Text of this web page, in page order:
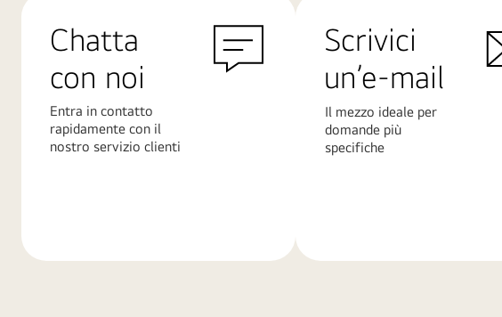
Chatta
con noi
Entra in contatto
rapidamente con il
nostro servizio clienti
Scrivici
un’e-mail
Il mezzo ideale per
domande più
specifiche